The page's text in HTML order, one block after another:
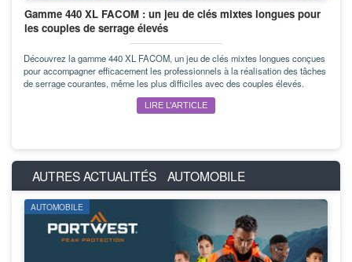
Gamme 440 XL FACOM : un jeu de clés mixtes longues pour
les couples de serrage élevés
Découvrez la gamme 440 XL FACOM, un jeu de clés mixtes longues conçues
pour accompagner efficacement les professionnels à la réalisation des tâches
de serrage courantes, même les plus difficiles avec des couples élevés.
LIRE L’ARTICLE
AUTRES ACTUALITÉS AUTOMOBILE
AUTOMOBILE